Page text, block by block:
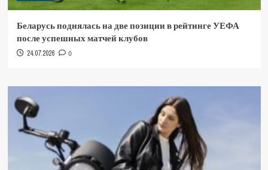
Беларусь поднялась на две позиции в рейтинге УЕФА
после успешных матчей клубов
24.07.2026 0